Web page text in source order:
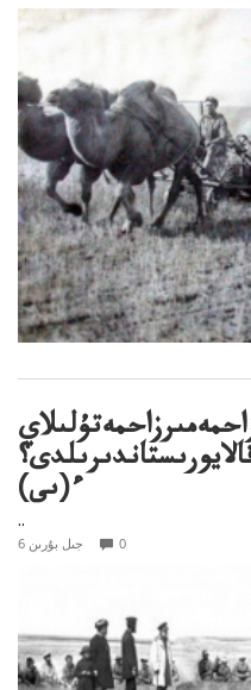
ء(ىى)
..
6 جىل بۇرىن 0